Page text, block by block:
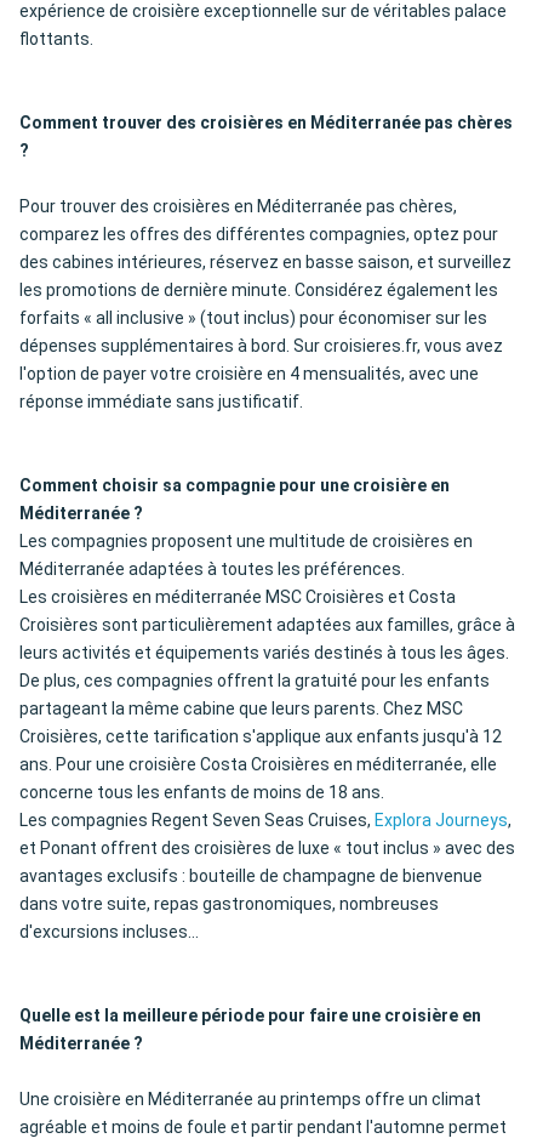
expérience de croisière exceptionnelle sur de véritables palace
flottants.
Comment trouver des croisières en Méditerranée pas chères
?
Pour trouver des croisières en Méditerranée pas chères,
comparez les offres des différentes compagnies, optez pour
des cabines intérieures, réservez en basse saison, et surveillez
les promotions de dernière minute. Considérez également les
forfaits « all inclusive » (tout inclus) pour économiser sur les
dépenses supplémentaires à bord. Sur croisieres.fr, vous avez
l'option de payer votre croisière en 4 mensualités, avec une
réponse immédiate sans justificatif.
Comment choisir sa compagnie pour une croisière en
Méditerranée ?
Les compagnies proposent une multitude de croisières en
Méditerranée adaptées à toutes les préférences.
Les croisières en méditerranée MSC Croisières et Costa
Croisières sont particulièrement adaptées aux familles, grâce à
leurs activités et équipements variés destinés à tous les âges.
De plus, ces compagnies offrent la gratuité pour les enfants
partageant la même cabine que leurs parents. Chez MSC
Croisières, cette tarification s'applique aux enfants jusqu'à 12
ans. Pour une croisière Costa Croisières en méditerranée, elle
concerne tous les enfants de moins de 18 ans.
Les compagnies Regent Seven Seas Cruises, Explora Journeys,
et Ponant offrent des croisières de luxe « tout inclus » avec des
avantages exclusifs : bouteille de champagne de bienvenue
dans votre suite, repas gastronomiques, nombreuses
d'excursions incluses...
Quelle est la meilleure période pour faire une croisière en
Méditerranée ?
Une croisière en Méditerranée au printemps offre un climat
agréable et moins de foule et partir pendant l'automne permet